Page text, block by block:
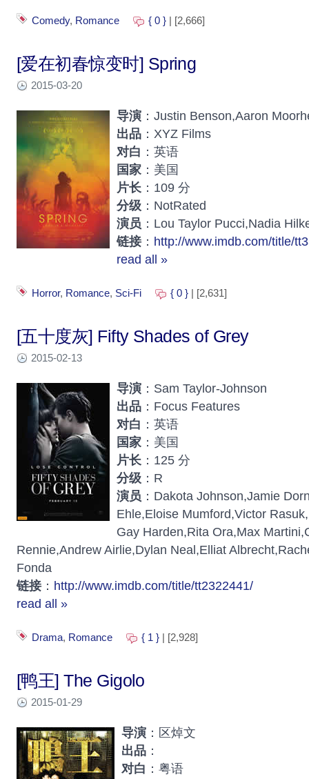
Comedy, Romance { 0 } | [2,666]
[爱在初春惊变时] Spring
2015-03-20
导演 ：Justin Benson,Aaron
出品 ：XYZ Films
对白 ：英语
国家 ：美国
片长 ：109 分
分级 ：NotRated
演员 ：Lou Taylor Pucci,Nadia
链接 ： http://www.imdb.com/title/
read all »
Horror, Romance, Sci-Fi { 0 } | [2,631]
[五十度灰] Fifty Shades of Grey
2015-02-13
导演 ：Sam Taylor-Johnson
出品 ：Focus Features
对白 ：英语
国家 ：美国
片长 ：125 分
分级 ：R
演员 ：Dakota Johnson,Jamie
Ehle,Eloise Mumford,Victor
Gay Harden,Rita Ora,Max
Rennie,Andrew Airlie,Dylan Neal,Elliat
Fonda
链接 ： http://www.imdb.com/title/tt2322441/
read all »
Drama, Romance { 1 } | [2,928]
[鸭王] The Gigolo
2015-01-29
导演 ：区焯文
出品 ：
对白 ：粤语